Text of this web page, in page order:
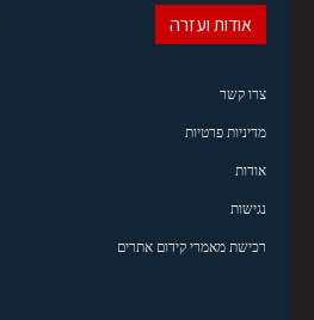
אודות ועזרה
צרו קשר
מדיניות פרטיות
אודות
נגישות
רכישת מאמרי קידום אתרים